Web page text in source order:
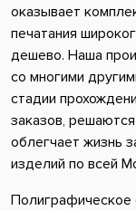
оказывает
печатания
дешево. Наша
со многими
стадии
заказов,
облегчает жизнь
изделий по всей
Полиграфическое